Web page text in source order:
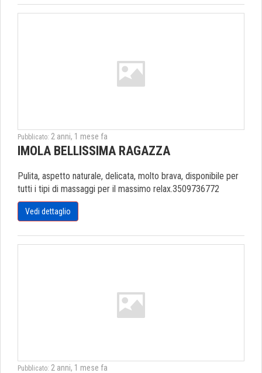
Pubblicato: 2 anni, 1 mese fa
IMOLA BELLISSIMA RAGAZZA
Pulita, aspetto naturale, delicata, molto brava, disponibile per
tutti i tipi di massaggi per il massimo relax.3509736772
Vedi dettaglio
Pubblicato: 2 anni, 1 mese fa